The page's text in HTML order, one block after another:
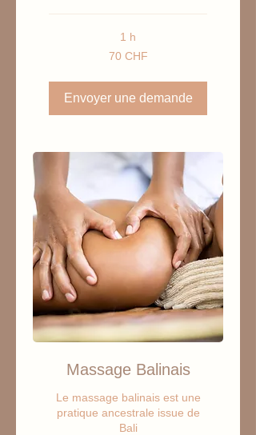
1 h
70 CHF
Envoyer une demande
Massage Balinais
Le massage balinais est une
pratique ancestrale issue de
Bali